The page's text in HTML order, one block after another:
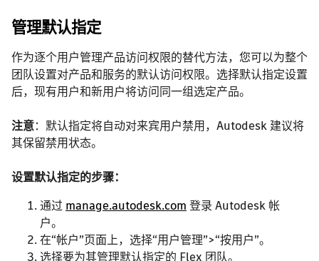
管理默认指定
作为逐个用户管理产品访问权限的替代方法，您可以为整个
团队设置对产品和服务的默认访问权限。选择默认指定设置
后，现有用户和新用户将访问同一组选定产品。
注意：默认指定将自动对来宾用户禁用，Autodesk 建议将
其保留禁用状态。
设置默认指定的步骤：
通过 manage.autodesk.com 登录 Autodesk 帐
户。
在“帐户”页面上，选择“用户管理”>“按用户”。
选择要为其管理默认指定的 Flex 团队。